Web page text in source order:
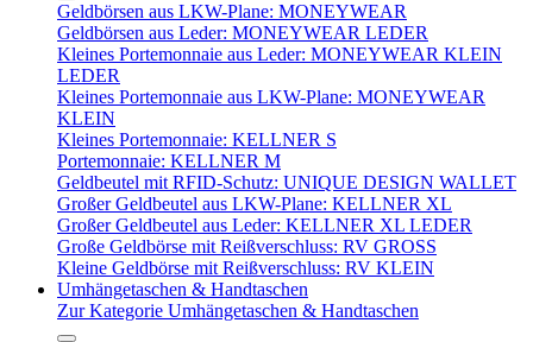
Geldbörsen aus LKW-Plane: MONEYWEAR
Geldbörsen aus Leder: MONEYWEAR LEDER
Kleines Portemonnaie aus Leder: MONEYWEAR KLEIN
LEDER
Kleines Portemonnaie aus LKW-Plane: MONEYWEAR
KLEIN
Kleines Portemonnaie: KELLNER S
Portemonnaie: KELLNER M
Geldbeutel mit RFID-Schutz: UNIQUE DESIGN WALLET
Großer Geldbeutel aus LKW-Plane: KELLNER XL
Großer Geldbeutel aus Leder: KELLNER XL LEDER
Große Geldbörse mit Reißverschluss: RV GROSS
Kleine Geldbörse mit Reißverschluss: RV KLEIN
Umhängetaschen & Handtaschen
Zur Kategorie Umhängetaschen & Handtaschen